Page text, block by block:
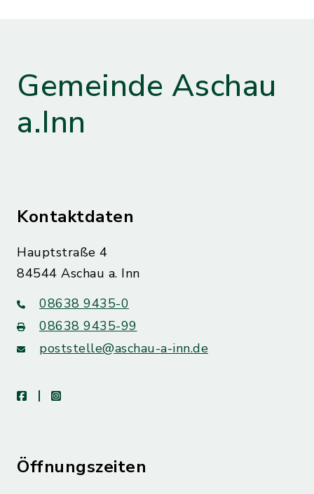
Gemeinde Aschau
a.Inn
Kontaktdaten
Hauptstraße 4
84544 Aschau a. Inn
08638 9435-0
08638 9435-99
poststelle@aschau-a-inn.de
facebookinstagram
Öffnungszeiten